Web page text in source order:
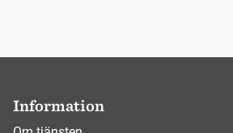
Information